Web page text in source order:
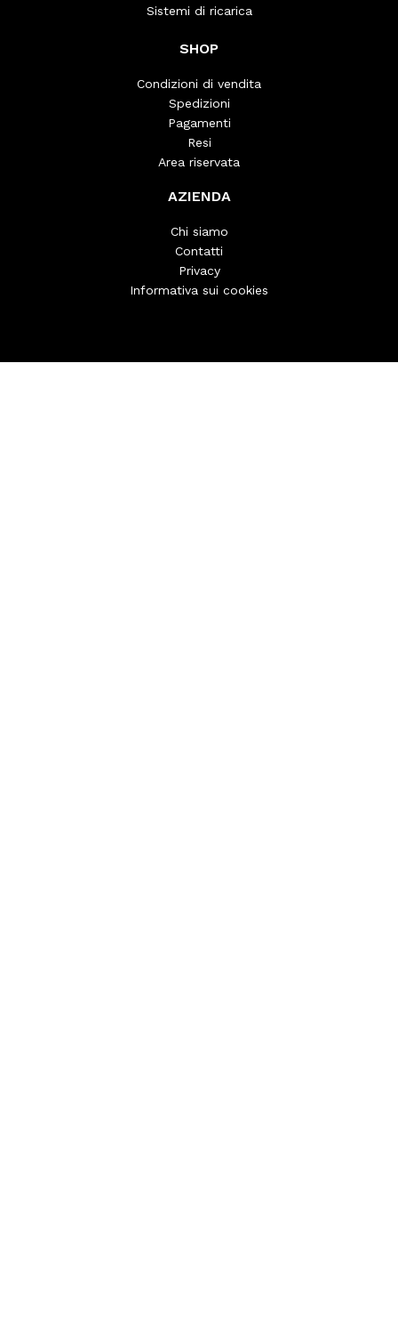
Sistemi di ricarica
SHOP
Condizioni di vendita
Spedizioni
Pagamenti
Resi
Area riservata
AZIENDA
Chi siamo
Contatti
Privacy
Informativa sui cookies